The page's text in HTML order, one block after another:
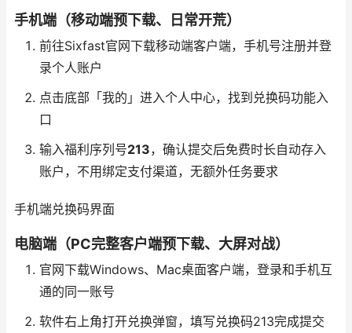
手机端（移动端预下载、日常开荒）
前往Sixfast官网下载移动端客户端，手机号注册并登
录个人账户
点击底部「我的」进入个人中心，找到兑换码功能入
口
输入福利序列号213，确认提交后免费时长自动存入
账户，不用绑定支付渠道，无额外任务要求
手机端兑换码界面
电脑端（PC完整客户端预下载、大屏对战）
官网下载Windows、Mac桌面客户端，登录和手机互
通的同一账号
软件右上角打开兑换弹窗，填写兑换码213完成提交